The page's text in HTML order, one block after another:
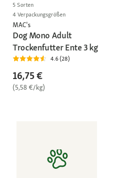
5 Sorten
4 Verpackungsgrößen
MAC's
Dog Mono Adult
Trockenfutter Ente 3 kg
4.6 (28)
16,75 €
(5,58 €/kg)